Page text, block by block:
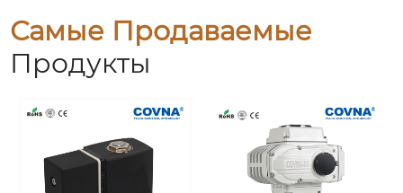
Самые Продаваемые
Продукты